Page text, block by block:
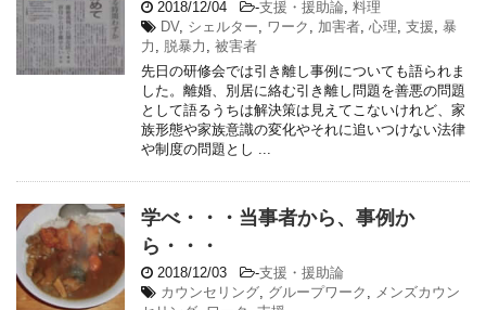
2018/12/04 -支援・援助論, 料理
DV, シェルター, ワーク , 加害者, 心理, 支援, 暴
力 , 脱暴力 , 被害者
先日の研修会では引き離し事例についても語られま
した。離婚、別居に絡む引き離し問題を善悪の問題
として語るうちは解決策は見えてこないけれど、家
族形態や家族意識の変化やそれに追いつけない法律
や制度の問題とし ...
学べ・・・当事者から、事例か
ら・・・
2018/12/03 -支援・援助論
カウンセリング, グループワーク , メンズカウン